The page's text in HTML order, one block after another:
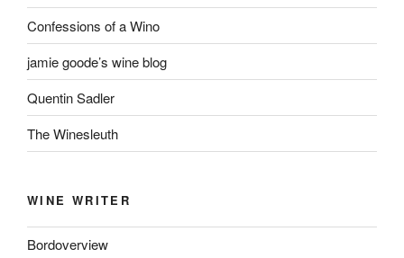
Confessions of a Wino
jamie goode’s wine blog
Quentin Sadler
The Winesleuth
WINE WRITER
Bordoverview